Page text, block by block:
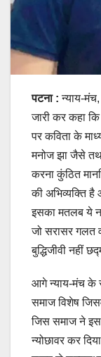
पटना : न्याय-मंच,
जारी कर कहा कि
पर कविता के
मनोज झा जैसे
करना कुंठित
की अभिव्यक्ति
इसका मतलब ये
जो सरासर गलत
बुद्धिजीवी नहीं
आगे न्याय-मंच के
समाज विशेष
जिस समाज ने इस
न्योछावर कर